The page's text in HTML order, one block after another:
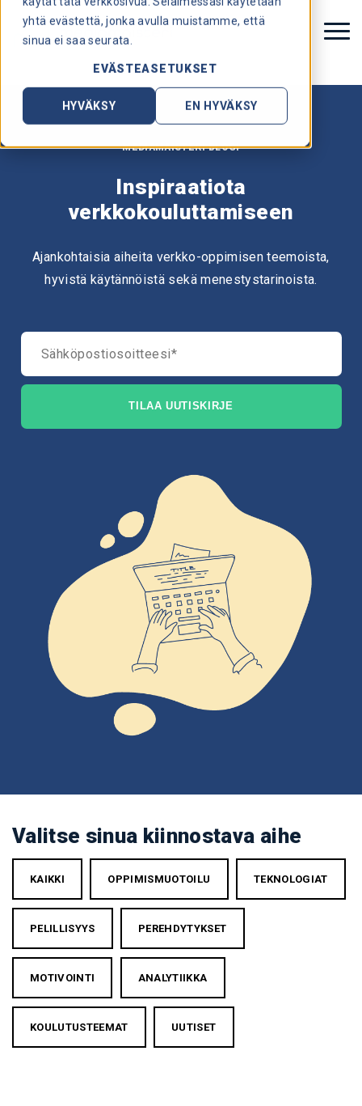
yhtä evästettä, jonka avulla muistamme, että
sinua ei saa seurata.
EVÄSTEASETUKSET
HYVÄKSY EN HYVÄKSY
MEDIAMAISTERI BLOGI
Inspiraatiota
verkkokouluttamiseen
Ajankohtaisia aiheita verkko-oppimisen teemoista,
hyvistä käytännöistä sekä menestystarinoista.
Valitse sinua kiinnostava aihe
KAIKKI OPPIMISMUOTOILU TEKNOLOGIAT
PELILLISYYS PEREHDYTYKSET
MOTIVOINTI ANALYTIIKKA
KOULUTUSTEEMAT UUTISET